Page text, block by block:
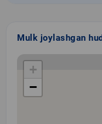
Mulk joylashgan
+
−